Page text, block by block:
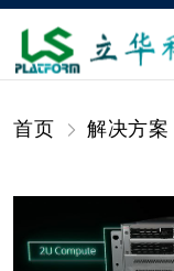
首页 解决方案